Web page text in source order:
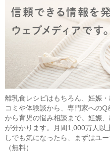
離乳食レシピはもちろん、妊娠
コミや体験談から、専門家への
から育児の悩み相談まで。妊娠
が分かります。月間1,000万人以
しでも気になったら、まずはユ
（無料）